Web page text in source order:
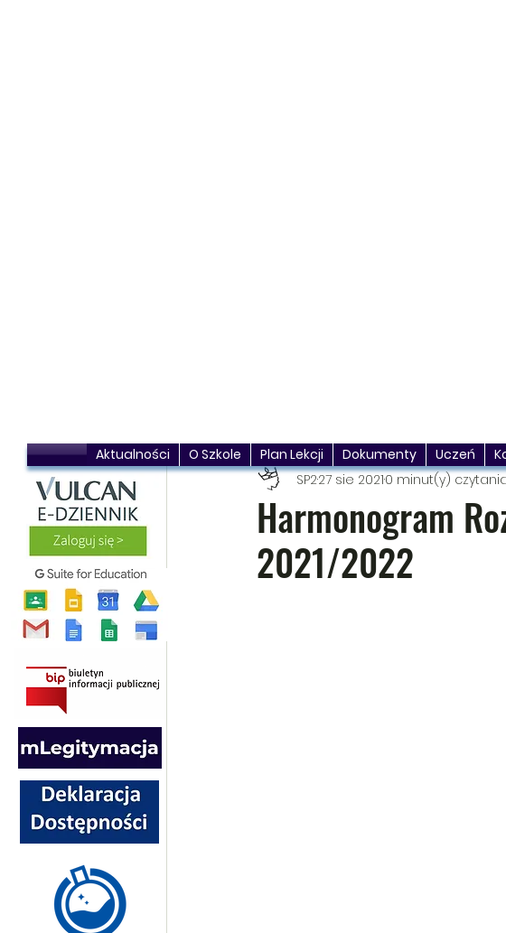
Harmonogram
2021/2022
SP227 sie 20210 minut(y)
Aktualności O Szkole Plan Lekcji Dokumenty Uczeń